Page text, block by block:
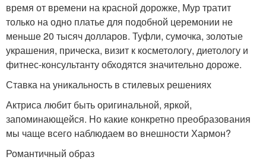
время от времени на красной дорожке, Мур тратит
только на одно платье для подобной церемонии не
меньше 20 тысяч долларов. Туфли, сумочка, золотые
украшения, прическа, визит к косметологу, диетологу и
фитнес-консультанту обходятся значительно дороже.
Ставка на уникальность в стилевых решениях
Актриса любит быть оригинальной, яркой,
запоминающейся. Но какие конкретно преобразования
мы чаще всего наблюдаем во внешности Хармон?
Романтичный образ